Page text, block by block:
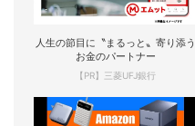
人生の節目に〝まるっと〟寄り添う
お金のパートナー
【PR】三菱UFJ銀行